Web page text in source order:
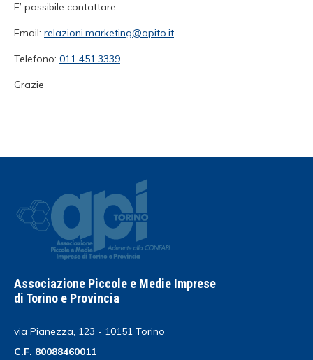
E’ possibile contattare:
Email: relazioni.marketing@apito.it
Telefono: 011 451.3339
Grazie
Associazione Piccole e Medie Imprese
di Torino e Provincia
via Pianezza, 123 - 10151 Torino
C.F. 80088460011